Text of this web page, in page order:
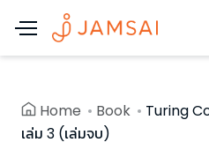
Home Book
Turing
เล่ม 3 (เล่มจบ)